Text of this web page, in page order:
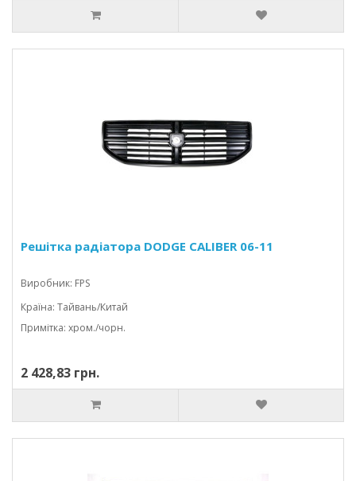
Решітка радіатора DODGE CALIBER 06-11
Виробник: FPS
Країна: Тайвань/Китай
Примітка: хром./чорн.
2 428,83 грн.